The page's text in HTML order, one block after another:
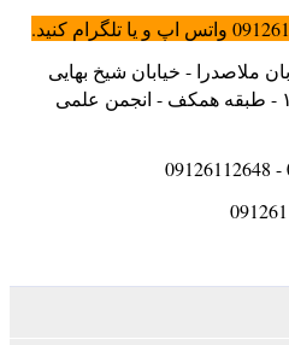
ملاصدرا - خیابان شیخ بهایی
شمالی - کوچه شهانقی- پلاک ۱۲ - طبقه همکف - انجمن علمی